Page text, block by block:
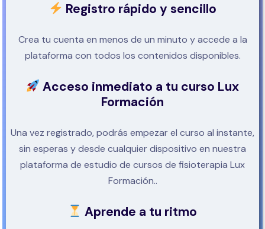
Registro rápido y sencillo
Crea tu cuenta en menos de un minuto y accede a la
plataforma con todos los contenidos disponibles.
Acceso inmediato a tu curso Lux
Formación
Una vez registrado, podrás empezar el curso al instante,
sin esperas y desde cualquier dispositivo en nuestra
plataforma de estudio de cursos de fisioterapia Lux
Formación..
Aprende a tu ritmo